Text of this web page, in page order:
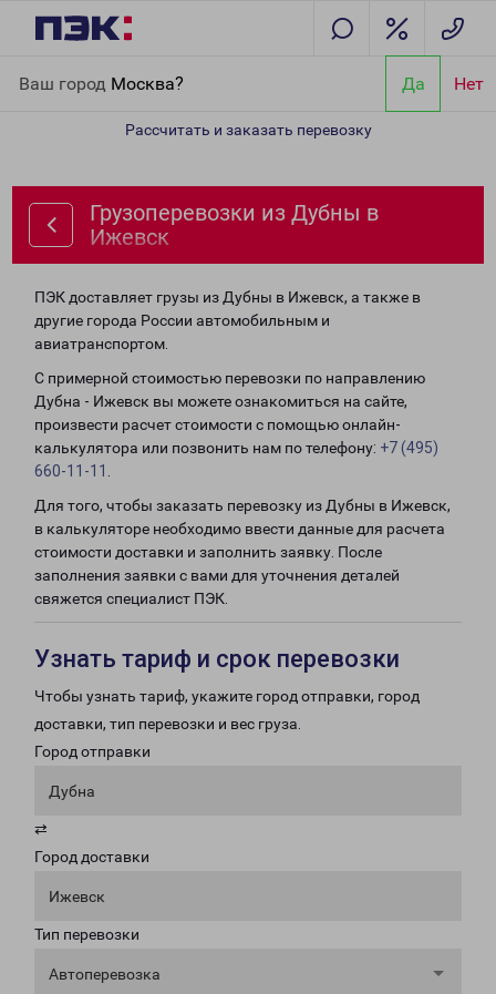
Ваш город Москва? Да Нет
Рассчитать и заказать перевозку
Грузоперевозки из Дубны в
Ижевск
ПЭК доставляет грузы из Дубны в Ижевск, а также в
другие города России автомобильным и
авиатранспортом.
С примерной стоимостью перевозки по направлению
Дубна - Ижевск вы можете ознакомиться на сайте,
произвести расчет стоимости с помощью онлайн-
калькулятора или позвонить нам по телефону: +7 (495)
660-11-11
Для того, чтобы заказать перевозку из Дубны в Ижевск,
в калькуляторе необходимо ввести данные для расчета
стоимости доставки и заполнить заявку. После
заполнения заявки с вами для уточнения деталей
свяжется специалист ПЭК.
Узнать тариф и срок перевозки
Чтобы узнать тариф, укажите город отправки, город
доставки, тип перевозки и вес груза.
Город отправки
Дубна
⇄
Город доставки
Ижевск
Тип перевозки
Автоперевозка